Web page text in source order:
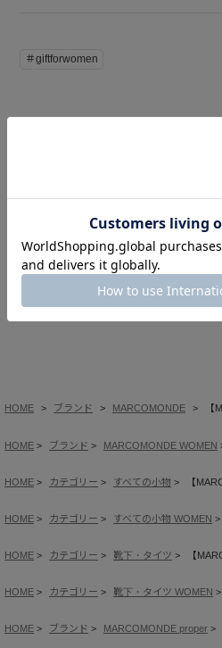
＃giftforwomen
HOME ブランド MARCOMONDE 【
HOME ブランド MARCOMONDE WOMEN
HOME カテゴリー すべての小物 【
HOME カテゴリー すべての小物 WOMEN
HOME カテゴリー 靴下・タイツ 【
HOME カテゴリー 靴下・タイツ WOMEN
HOME ブランド MARCOMONDE proper